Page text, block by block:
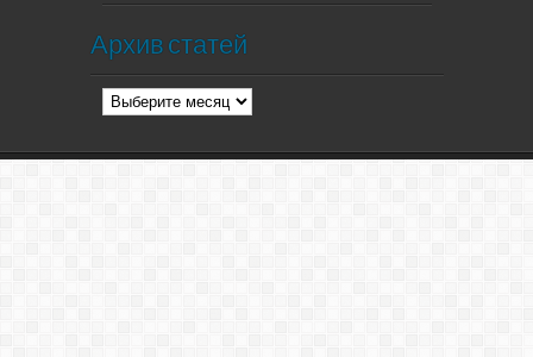
Архив статей
Архив
статей